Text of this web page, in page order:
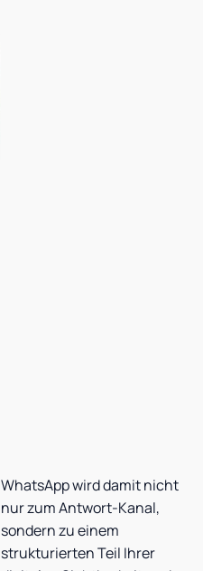
WhatsApp wird damit nicht
nur zum Antwort-Kanal,
sondern zu einem
strukturierten Teil Ihrer